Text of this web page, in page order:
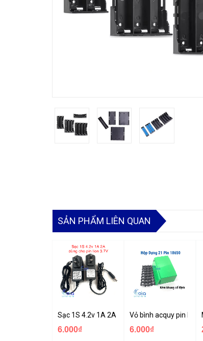
SẢN PHẨM LIÊN QUAN
Sạc 1S 4.2v 1A 2A có đèn báo đầy chuyên
6.000₫
Vỏ bình acquy pin
6.000₫